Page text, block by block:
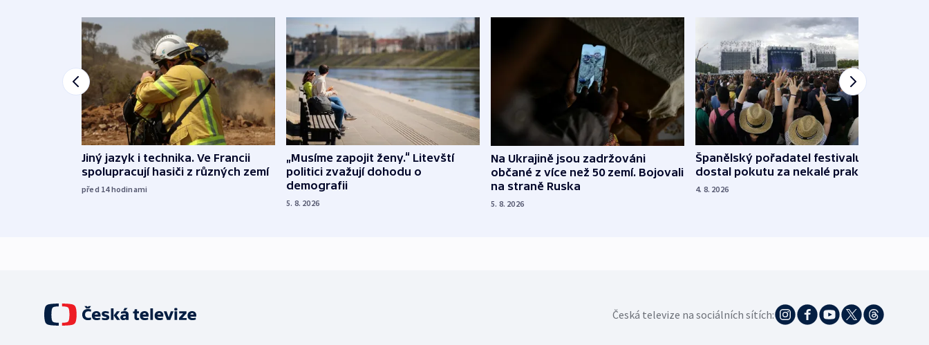
Jiný jazyk i technika. Ve Francii
spolupracují hasiči z různých zemí
před 14hodinami
„Musíme zapojit ženy.“ Litevští
politici zvažují dohodu o
demografii
5. 8. 2026
Na Ukrajině jsou zadržováni
občané z více než 50 zemí. Bojovali
na straně Ruska
5. 8. 2026
Španělský pořadatel festivalu
dostal pokutu za nekalé praktiky
4. 8. 2026
Česká televize na sociálních sítích: